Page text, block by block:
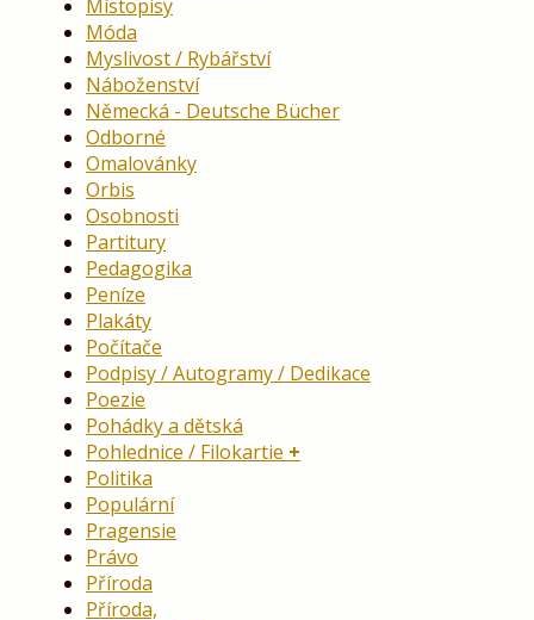
Místopisy
Móda
Myslivost / Rybářství
Náboženství
Německá - Deutsche Bücher
Odborné
Omalovánky
Orbis
Osobnosti
Partitury
Pedagogika
Peníze
Plakáty
Počítače
Podpisy / Autogramy / Dedikace
Poezie
Pohádky a dětská
Pohlednice / Filokartie
Politika
Populární
Pragensie
Právo
Příroda
Příroda,